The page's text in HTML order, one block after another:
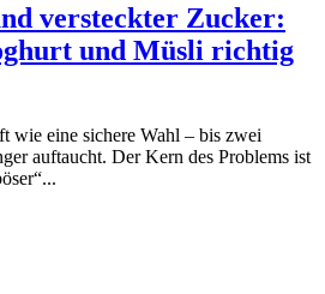
versteckter Zucker:
und Müsli richtig
wie eine sichere Wahl – bis zwei
auftaucht. Der Kern des Problems ist